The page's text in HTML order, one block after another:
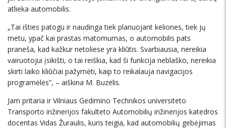
atlieka automobilis.
„Tai išties patogu ir naudinga tiek planuojant keliones, tiek jų
metu, ypač kai prastas matomumas, o automobilis pats
praneša, kad kažkur netoliese yra kliūtis. Svarbiausia, nereikia
vairuotojui įsikišti, o tai reiškia, kad ši funkcija neblaško, nereikia
skirti laiko kliūčiai pažymėti, kaip to reikalauja navigacijos
programėlės“, – aiškina M. Buzelis.
Jam pritaria ir Vilniaus Gedimino Technikos universiteto
Transporto inžinerijos fakulteto Automobilių inžinerijos katedros
docentas Vidas Žuraulis, kuris teigia, kad automobilių gebėjimas